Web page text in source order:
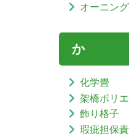
オーニン
か
化学畳
架橋ポリ
飾り格子
瑕疵担保